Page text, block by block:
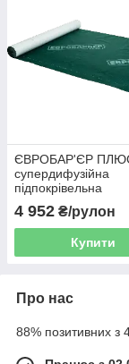
ЄВРОБАР'ЄР
супердифузійна
підпокрівельна
гідроізоляційна
4 952 ₴/рулон
Купити
Про нас
88% позитивних з